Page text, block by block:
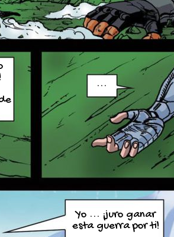
...
Yo ... ¡juro ganar
esta guerra por ti!